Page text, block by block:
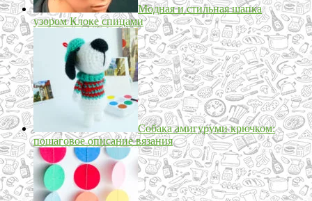
Модная и стильная шапка
узором Клоке спицами
Собака амигуруми крючком:
пошаговое описание вязания